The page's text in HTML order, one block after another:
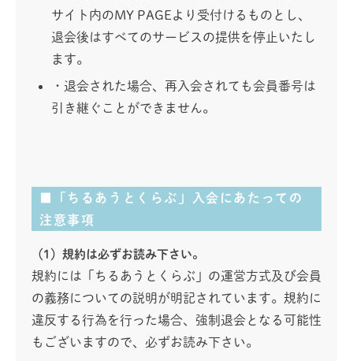
サイト内のMY PAGEより受付けるものとし、
退会後はすべてのサービスの提供を停止いたし
ます。
・退会された場合、再入会されても会員番号は
引き継ぐことができません。
■「ちるあうとくらぶ」入会にあたっての
注意事項
（1）規約は必ずお読み下さい。
規約には「ちるあうとくらぶ」の運営方式及び会員
の義務についての説明が明記されています。規約に
違反する行為を行った場合、強制退会となる可能性
もございますので、必ずお読み下さい。